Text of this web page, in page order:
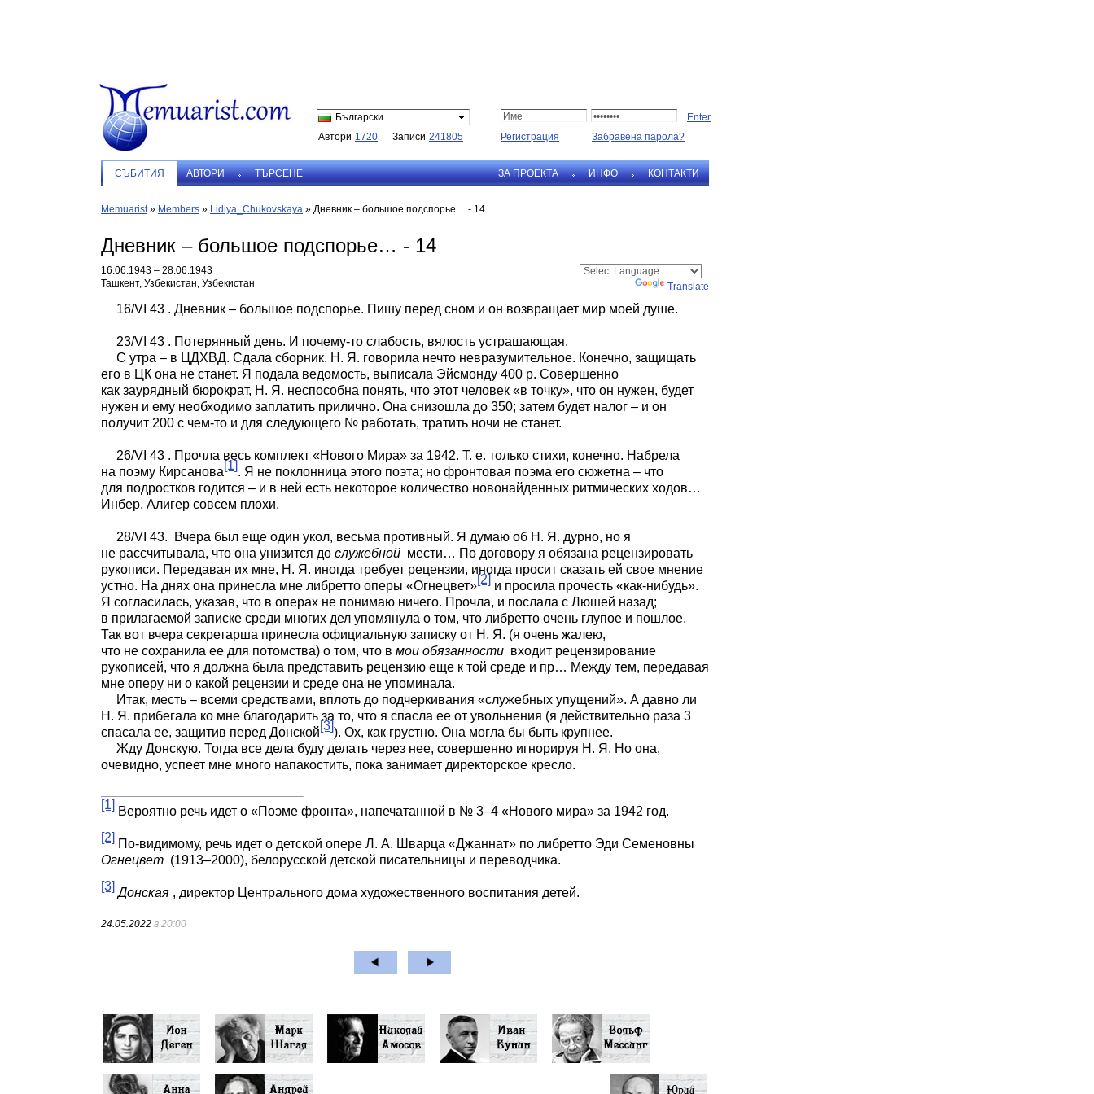
Български
Автори 1720 Записи 241805 Регистрация Забравена парола?
СЪБИТИЯ АВТОРИ ТЪРСЕНЕ ЗА ПРОЕКТА ИНФО КОНТАКТИ
Memuarist» Members » Lidiya_Chukovskaya » Дневник – большое подспорье… - 14
Дневник – большое подспорье… - 14
16.06.1943 – 28.06.1943
Ташкент, Узбекистан, Узбекистан
Translate
16/VI 43. Дневник – большое подспорье. Пишу перед сном и он возвращает мир моей душе.
23/VI 43. Потерянный день. И почему-то слабость, вялость устрашающая.
С утра – в ЦДХВД. Сдала сборник. Н. Я. говорила нечто невразумительное. Конечно, защищать
его в ЦК она не станет. Я подала ведомость, выписала Эйсмонду 400 р. Совершенно
как заурядный бюрократ, Н. Я. неспособна понять, что этот человек «в точку», что он нужен, будет
нужен и ему необходимо заплатить прилично. Она снизошла до 350; затем будет налог – и он
получит 200 с чем-то и для следующего № работать, тратить ночи не станет.
26/VI 43. Прочла весь комплект «Нового Мира» за 1942. Т. е. только стихи, конечно. Набрела
на поэму Кирсанова[1]. Я не поклонница этого поэта; но фронтовая поэма его сюжетна – что
для подростков годится – и в ней есть некоторое количество новонайденных ритмических ходов…
Инбер, Алигер совсем плохи.
28/VI 43.
Вчера был еще один укол, весьма противный. Я думаю об Н. Я. дурно, но я
не рассчитывала, что она унизится до служебной мести… По договору я обязана рецензировать
рукописи. Передавая их мне, Н. Я. иногда требует рецензии, иногда просит сказать ей свое мнение
устно. На днях она принесла мне либретто оперы «Огнецвет»[2] и просила прочесть «как-нибудь».
Я согласилась, указав, что в операх не понимаю ничего. Прочла, и послала с Люшей назад;
в прилагаемой записке среди многих дел упомянула о том, что либретто очень глупое и пошлое.
Так вот вчера секретарша принесла официальную записку от Н. Я. (я очень жалею,
что не сохранила ее для потомства) о том, что в мои обязанности входит рецензирование
рукописей, что я должна была представить рецензию еще к той среде и пр… Между тем, передавая
мне оперу ни о какой рецензии и среде она не упоминала.
Итак, месть – всеми средствами, вплоть до подчеркивания «служебных упущений». А давно ли
Н. Я. прибегала ко мне благодарить за то, что я спасла ее от увольнения (я действительно раза 3
спасала ее, защитив перед Донской[3]). Ох, как грустно. Она могла бы быть крупнее.
Жду Донскую. Тогда все дела буду делать через нее, совершенно игнорируя Н. Я. Но она,
очевидно, успеет мне много напакостить, пока занимает директорское кресло.
[1] Вероятно речь идет о «Поэме фронта», напечатанной в № 3–4 «Нового мира» за 1942 год.
[2] По-видимому, речь идет о детской опере Л. А. Шварца «Джаннат» по либретто Эди Семеновны
Огнецвет (1913–2000), белорусской детской писательницы и переводчика.
[3] Донская , директор Центрального дома художественного воспитания детей.
24.05.2022 в 20:00